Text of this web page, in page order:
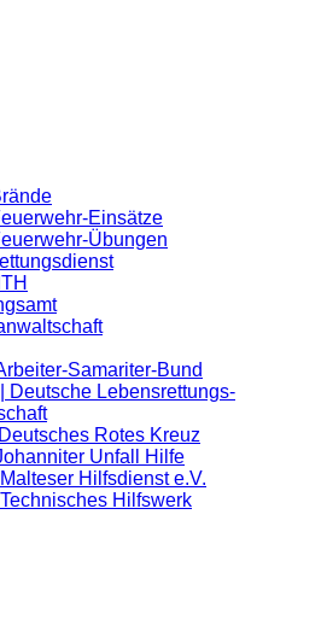
Einsätze
Übungen
Samariter-Bund
Deutsche Lebensrettungs-
Rotes Kreuz
Unfall Hilfe
Hilfsdienst e.V.
Hilfswerk